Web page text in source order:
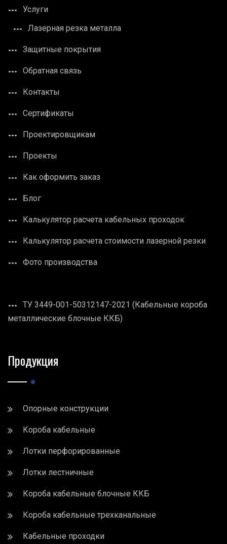
Услуги
Лазерная резка металла
Защитные покрытия
Обратная связь
Контакты
Сертификаты
Проектировщикам
Проекты
Как оформить заказ
Блог
Калькулятор расчета кабельных проходок
Калькулятор расчета стоимости лазерной резки
Фото производства
ТУ 3449-001-50312147-2021 (Кабельные короба
металлические блочные ККБ)
Продукция
Опорные конструкции
Короба кабельные
Лотки перфорированные
Лотки лестничные
Короба кабельные блочные ККБ
Короба кабельные трехканальные
Кабельные проходки